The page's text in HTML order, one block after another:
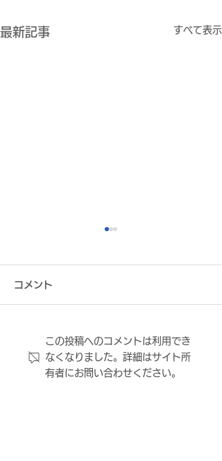
最新記事 すべて表示
FC大阪 近藤祐輔社長 記
事掲載のお知らせ
コメント
この投稿へのコメントは利用でき
なくなりました。詳細はサイト所
有者にお問い合わせください。